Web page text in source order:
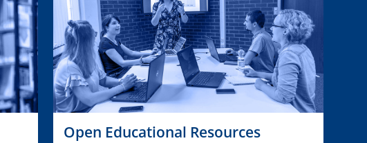
Open Educational Resources